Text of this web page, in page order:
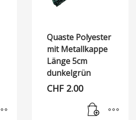
Quaste Polyester
mit Metallkappe
Länge 5cm
dunkelgrün
CHF 2.00